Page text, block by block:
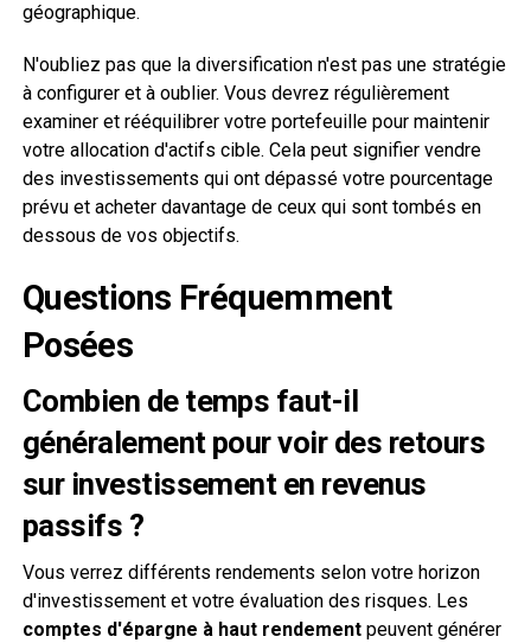
géographique.
N'oubliez pas que la diversification n'est pas une stratégie
à configurer et à oublier. Vous devrez régulièrement
examiner et rééquilibrer votre portefeuille pour maintenir
votre allocation d'actifs cible. Cela peut signifier vendre
des investissements qui ont dépassé votre pourcentage
prévu et acheter davantage de ceux qui sont tombés en
dessous de vos objectifs.
Questions Fréquemment
Posées
Combien de temps faut-il
généralement pour voir des retours
sur investissement en revenus
passifs ?
Vous verrez différents rendements selon votre horizon
d'investissement et votre évaluation des risques. Les
comptes d'épargne à haut rendementpeuvent générer